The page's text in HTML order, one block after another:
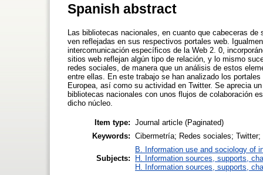
Spanish abstract
Las bibliotecas nacionales, en cuanto que cabeceras
ven reflejadas en sus respectivos portales web.
intercomunicación específicos de la Web 2. 0,
sitios web reflejan algún tipo de relación, y lo mismo
redes sociales, de manera que un análisis de estos
entre ellas. En este trabajo se han analizado los
Europea, así como su actividad en Twitter. Se aprecia
bibliotecas nacionales con unos flujos de colaboración
dicho núcleo.
Item type: Journal article (Paginated)
Keywords: Cibermetría; Redes sociales;
Subjects:
B. Information use and sociology of
H. Information sources, supports,
H. Information sources, supports,